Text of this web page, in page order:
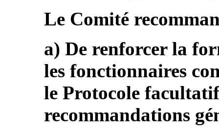
Le Comité
a) De renforcer la
les fonctionnaires
le Protocole
recommandations